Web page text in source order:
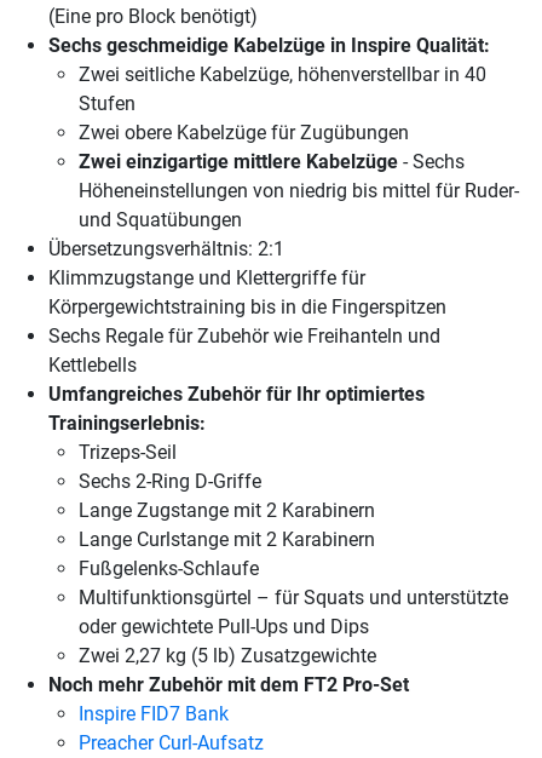
(Eine pro Block benötigt)
Sechs geschmeidige Kabelzüge in Inspire Qualität:
Zwei seitliche Kabelzüge, höhenverstellbar in 40
Stufen
Zwei obere Kabelzüge für Zugübungen
Zwei einzigartige mittlere Kabelzüge - Sechs
Höheneinstellungen von niedrig bis mittel für Ruder-
und Squatübungen
Übersetzungsverhältnis: 2:1
Klimmzugstange und Klettergriffe für
Körpergewichtstraining bis in die Fingerspitzen
Sechs Regale für Zubehör wie Freihanteln und
Kettlebells
Umfangreiches Zubehör für Ihr optimiertes
Trainingserlebnis:
Trizeps-Seil
Sechs 2-Ring D-Griffe
Lange Zugstange mit 2 Karabinern
Lange Curlstange mit 2 Karabinern
Fußgelenks-Schlaufe
Multifunktionsgürtel – für Squats und unterstützte
oder gewichtete Pull-Ups und Dips
Zwei 2,27 kg (5 lb) Zusatzgewichte
Noch mehr Zubehör mit dem FT2 Pro-Set
Inspire FID7 Bank
Preacher Curl-Aufsatz